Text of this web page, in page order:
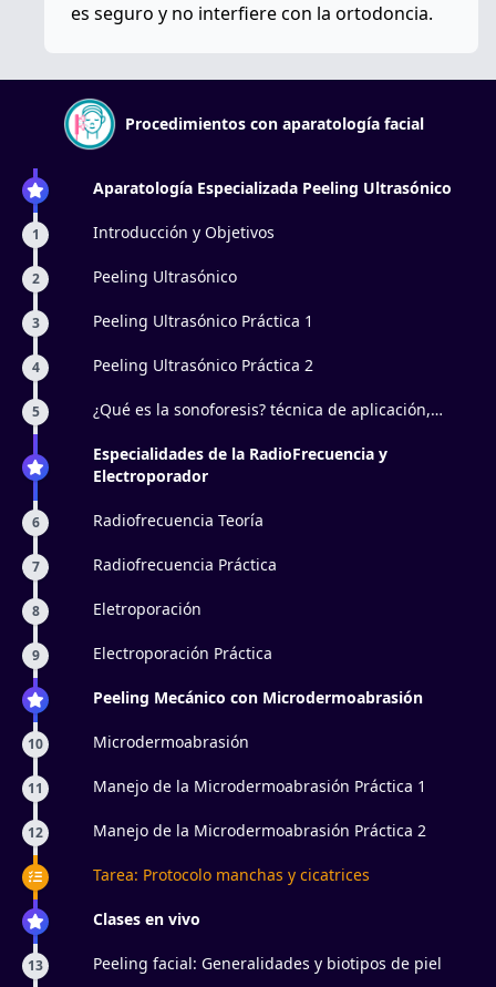
es seguro y no interfiere con la ortodoncia.
Procedimientos con aparatología facial
Aparatología Especializada Peeling Ultrasónico
1 Introducción y Objetivos
2 Peeling Ultrasónico
3 Peeling Ultrasónico Práctica 1
4 Peeling Ultrasónico Práctica 2
5
¿Qué es la sonoforesis? técnica de aplicación,
ultrasonido.
Especialidades de la RadioFrecuencia y
Electroporador
6 Radiofrecuencia Teoría
7 Radiofrecuencia Práctica
8 Eletroporación
9 Electroporación Práctica
Peeling Mecánico con Microdermoabrasión
10 Microdermoabrasión
11 Manejo de la Microdermoabrasión Práctica 1
12 Manejo de la Microdermoabrasión Práctica 2
Tarea: Protocolo manchas y cicatrices
Clases en vivo
13 Peeling facial: Generalidades y biotipos de piel